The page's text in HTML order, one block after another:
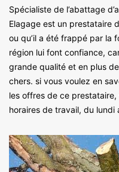
Spécialiste de l’abattage
Elagage est un prestataire
ou qu’il a été frappé par la
région lui font confiance,
grande qualité et en plus
chers. si vous voulez en
les offres de ce
horaires de travail, du lundi